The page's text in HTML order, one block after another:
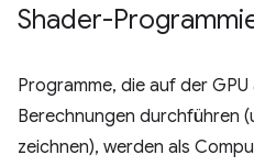
Shader-
Programme, die auf der
Berechnungen durchführen
zeichnen), werden als